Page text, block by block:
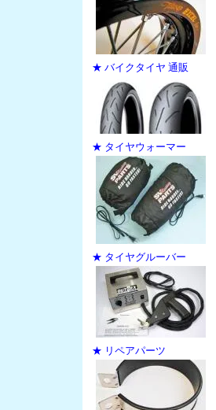
★ バイクタイヤ 通販
★ タイヤウォーマー
★ タイヤグルーバー
★ リペアパーツ